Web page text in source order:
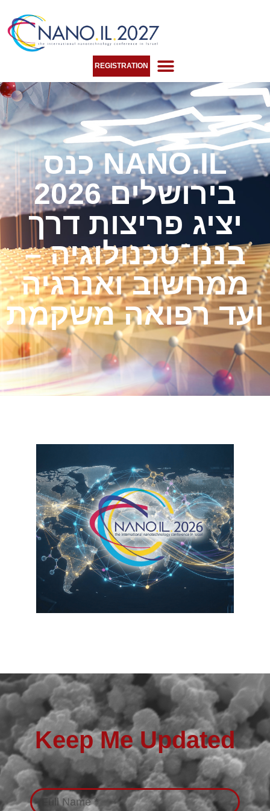
REGISTRATION
כנס NANO.IL
2026 בירושלים
יציג פריצות דרך
בננו־טכנולוגיה –
ממחשוב ואנרגיה
ועד רפואה משקמת
Keep Me Updated